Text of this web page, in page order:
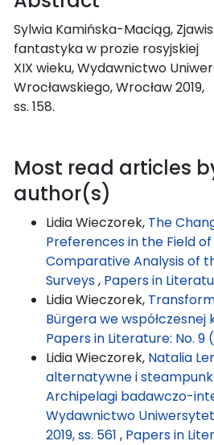
Sylwia Kamińska-Maciąg,
fantastyka w prozie rosyjskiej
XIX wieku, Wydawnictwo
Wrocławskiego, Wrocław 2019,
ss. 158.
Most read articles
author(s)
Lidia Wieczorek, The
Preferences in the Field
Comparative Analysis of
Surveys, Papers in
Lidia Wieczorek,
Bürgera we
Papers in Literature: No. 9
Lidia Wieczorek, Natalia
alternatywne i
Archipelagi badawczo-
Wydawnictwo
2019, ss. 561 , Papers in